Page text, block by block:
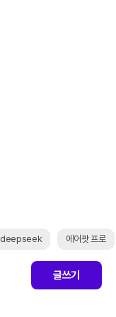
deepseek 에어팟 프로
글쓰기